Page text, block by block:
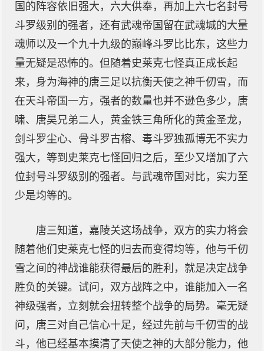
国的阵容依旧强大，六大供奉，再加上六七名封号
斗罗级别的强者，还有武魂帝国留在武魂城的大量
魂师以及一个九十九级的巅峰斗罗比比东，这些力
量无疑是恐怖的。但随着史莱克七怪真正成长起
来，身为海神的唐三足以抗衡天使之神千仞雪，而
在天斗帝国一方，强者的数量也并不逊色多少，唐
啸、唐昊兄弟二人，黄金铁三角所化的黄金圣龙，
剑斗罗尘心、骨斗罗古榕、毒斗罗独孤博无不实力
强大，等到史莱克七怪回归之后，至少又增加了六
位封号斗罗级别的强者。与武魂帝国对比，实力至
少是均等的。
唐三知道，嘉陵关这场战争，双方的实力将会
随着他们史莱克七怪的归去而变得均等，他与千仞
雪之间的神战谁能获得最后的胜利，就是决定战争
胜负的关键。试问，双方战阵之中，谁能加入一名
神级强者，立刻就会扭转整个战争的局势。毫无疑
问，唐三对自己信心十足，经过先前与千仞雪的战
斗，他已经基本摸清了天使之神的大部分能力，他